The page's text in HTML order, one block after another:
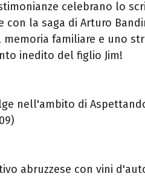
celebrano lo
con la saga di Arturo
memoria familiare e uno
inedito del figlio Jim!
nell'ambito di
abruzzese con vini